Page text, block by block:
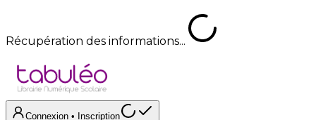
Récupération des informations...
Connexion • Inscription